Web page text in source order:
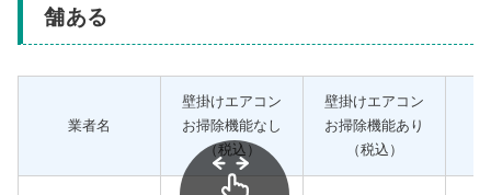
舗ある
業者名
壁掛けエアコン
お掃除機能なし
（税込）
壁掛けエアコン
お掃除機能あり
（税込）